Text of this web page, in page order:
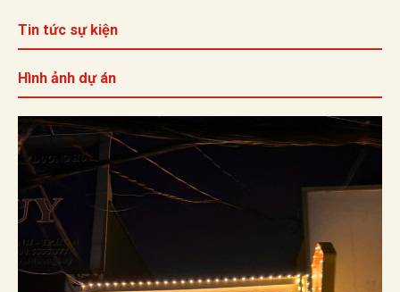
Tin tức sự kiện
Hình ảnh dự án